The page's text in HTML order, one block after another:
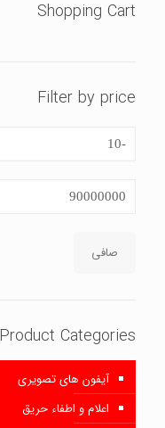
Shopping Cart
Filter by price
قیمت
قيمت
صافی
Product Categories
آیفون های تصویری
اعلام و اطفاء حریق